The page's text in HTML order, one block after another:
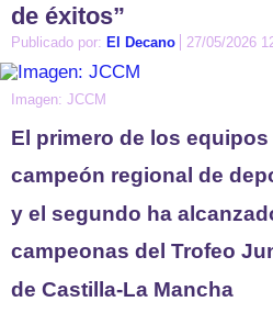
de éxitos”
Publicado por: El Decano 27/05/2026
Imagen: JCCM
El primero de los
campeón regional de
y el segundo ha
campeonas del Trofeo
de Castilla-La Mancha